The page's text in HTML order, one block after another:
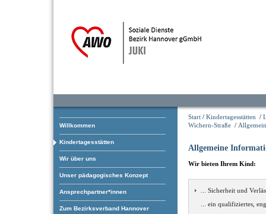
Willkommen
Kindertagesstätten
Wir über uns
Unser pädagogisches Konzept
Ansprechpartner*innen
Zum Bezirksverband Hannover
Start / Kindertagesstätten /
Wichern-Straße /
Allgemeine
Wir bieten Ihrem Kind:
... Sicherheit und
... ein qualifiziertes,